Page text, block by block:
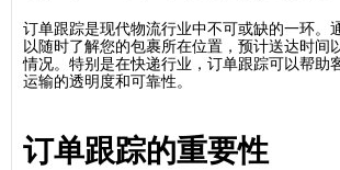
订单跟踪是现代物流行业中不可或缺的一环。
以随时了解您的包裹所在位置，预计送达时间
情况。特别是在快递行业，订单跟踪可以帮助
运输的透明度和可靠性。
订单跟踪的重要性